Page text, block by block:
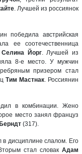
. Лучшей из россиянок
победила австрийская
ее соотечественница
Селина Йорг. Лучшей из
8-е место. У мужчин
призером стал
Тим Мастнак. Россиянин
в комбинации. Жено
место занял француз
(317).
дисциплине слалом. Его
стал словак Адам